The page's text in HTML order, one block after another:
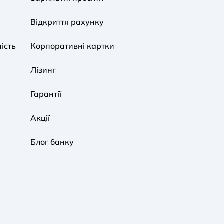
Відкриття рахунку
Корпоративні картки
Лізинг
Гарантії
Акції
Блог банку